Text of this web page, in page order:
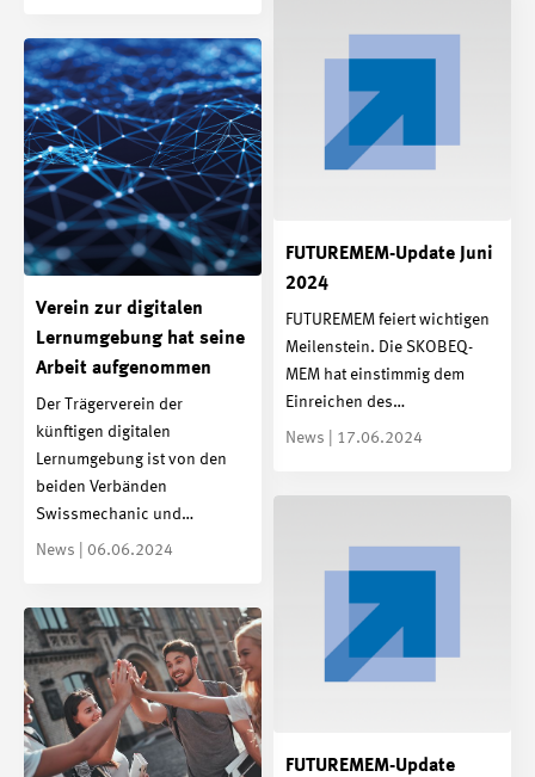
FUTUREMEM-Update Juni
2024
FUTUREMEM feiert wichtigen
Meilenstein. Die SKOBEQ-
MEM hat einstimmig dem
Einreichen des…
News | 17.06.2024
Verein zur digitalen
Lernumgebung hat seine
Arbeit aufgenommen
Der Trägerverein der
künftigen digitalen
Lernumgebung ist von den
beiden Verbänden
Swissmechanic und…
News | 06.06.2024
FUTUREMEM-Update